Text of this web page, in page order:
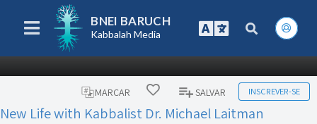
BNEI BARUCH
Kabbalah Media
MARCAR SALVAR INSCREVER-SE
New Life with Kabbalist Dr. Michael Laitman